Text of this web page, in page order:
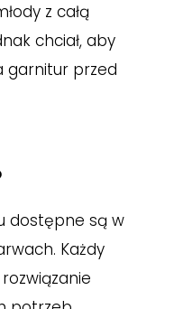
z całą
chciał, aby
garnitur przed
dostępne są w
Każdy